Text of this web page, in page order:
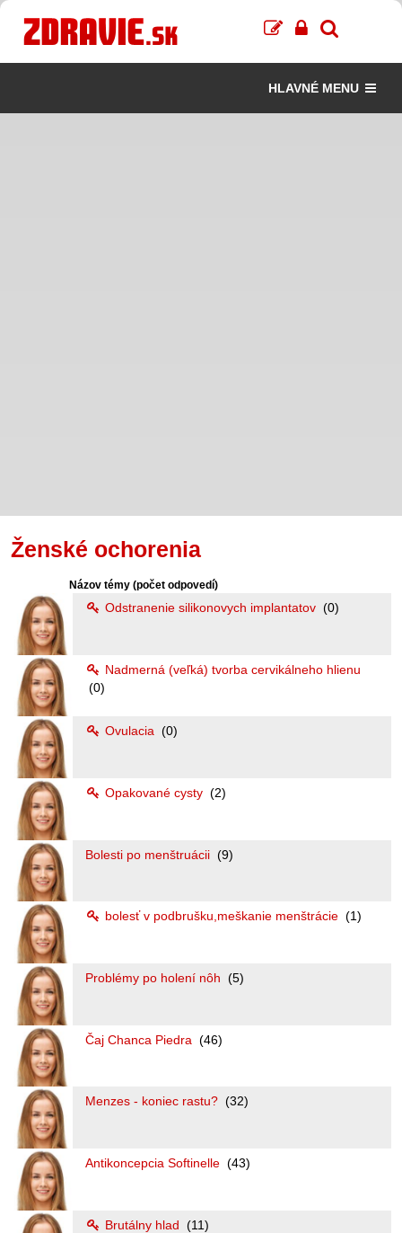
HLAVNÉ MENU
Ženské ochorenia
Názov témy (počet odpovedí)
Odstranenie silikonovych implantatov (0)
Nadmerná (veľká) tvorba cervikálneho hlienu
(0)
Ovulacia (0)
Opakované cysty (2)
Bolesti po menštruácii (9)
bolesť v podbrušku,meškanie menštrácie (1)
Problémy po holení nôh (5)
Čaj Chanca Piedra (46)
Menzes - koniec rastu? (32)
Antikoncepcia Softinelle (43)
Brutálny hlad (11)